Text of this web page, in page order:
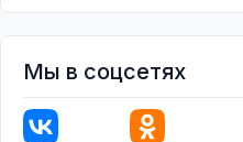
Мы в соцсетях